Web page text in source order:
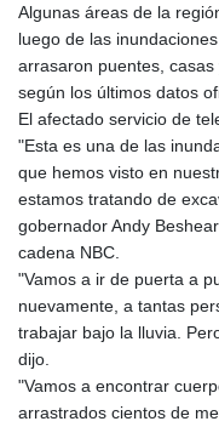
Algunas áreas de la
luego de las
arrasaron puentes,
según los últimos datos
El afectado servicio de
"Esta es una de las
que hemos visto en
estamos tratando de
gobernador Andy
cadena NBC.
"Vamos a ir de puerta a
nuevamente, a tantas
trabajar bajo la lluvia.
dijo.
"Vamos a encontrar
arrastrados cientos de